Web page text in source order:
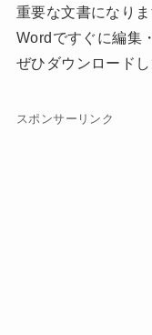
重要な文書になりま
Wordですぐに編集
ぜひダウンロード
スポンサーリンク